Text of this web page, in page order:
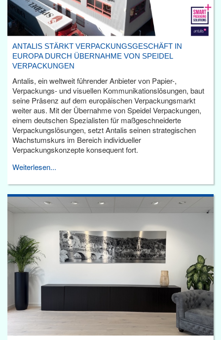
ANTALIS STÄRKT VERPACKUNGSGESCHÄFT IN
EUROPA DURCH ÜBERNAHME VON SPEIDEL
VERPACKUNGEN
Antalis, ein weltweit führender Anbieter von Papier-,
Verpackungs- und visuellen Kommunikationslösungen, baut
seine Präsenz auf dem europäischen Verpackungsmarkt
weiter aus. Mit der Übernahme von Speidel Verpackungen,
einem deutschen Spezialisten für maßgeschneiderte
Verpackungslösungen, setzt Antalis seinen strategischen
Wachstumskurs im Bereich individueller
Verpackungskonzepte konsequent fort.
Weiterlesen...